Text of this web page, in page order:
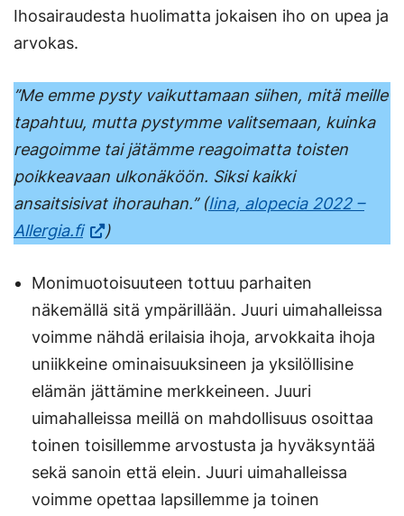
Ihosairaudesta huolimatta jokaisen iho on upea ja
arvokas.
’’Me emme pysty vaikuttamaan siihen, mitä meille
tapahtuu, mutta pystymme valitsemaan, kuinka
reagoimme tai jätämme reagoimatta toisten
poikkeavaan ulkonäköön. Siksi kaikki
ansaitsisivat ihorauhan.’’ (Iina, alopecia 2022 –
Allergia.fi
)
Monimuotoisuuteen tottuu parhaiten
näkemällä sitä ympärillään. Juuri uimahalleissa
voimme nähdä erilaisia ihoja, arvokkaita ihoja
uniikkeine ominaisuuksineen ja yksilöllisine
elämän jättämine merkkeineen. Juuri
uimahalleissa meillä on mahdollisuus osoittaa
toinen toisillemme arvostusta ja hyväksyntää
sekä sanoin että elein. Juuri uimahalleissa
voimme opettaa lapsillemme ja toinen